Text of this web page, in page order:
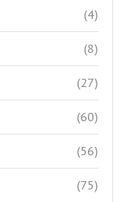
(4)
(8)
(27)
(60)
(56)
(75)